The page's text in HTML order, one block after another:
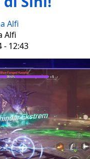
Alfi
Alfi
- 12:43